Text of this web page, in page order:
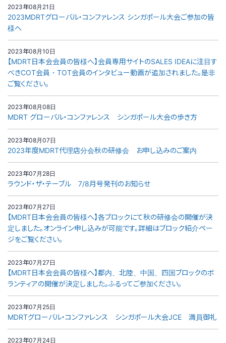
2023年08月21日
2023MDRTグローバル・コンファレンス シンガポール大会ご参加の皆
様へ
2023年08月10日
【MDRT日本会会員の皆様へ】会員専用サイトのSALES IDEAに注目す
べきCOT会員・TOT会員のインタビュー動画が追加されました。是非
ご覧ください。
2023年08月08日
MDRT グローバル・コンファレンス シンガポール大会の歩き方
2023年08月07日
2023年度MDRT代理店分会秋の研修会 お申し込みのご案内
2023年07月28日
ラウンド・ザ・テーブル 7/8月号発刊のお知らせ
2023年07月27日
【MDRT日本会会員の皆様へ】各ブロックにて秋の研修会の開催が決
定しました。オンライン申し込みが可能です。詳細はブロック紹介ペー
ジをご覧ください。
2023年07月27日
【MDRT日本会会員の皆様へ】都内、北陸、中国、四国ブロックのボ
ランティアの開催が決定しました。ふるってご参加ください。
2023年07月25日
MDRTグローバル・コンファレンス シンガポール大会JCE 満員御礼
2023年07月24日